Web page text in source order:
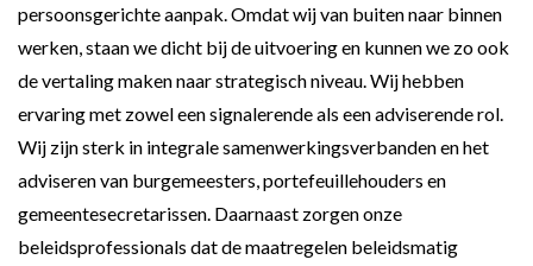
persoonsgerichte aanpak. Omdat wij van buiten naar binnen
werken, staan we dicht bij de uitvoering en kunnen we zo ook
de vertaling maken naar strategisch niveau. Wij hebben
ervaring met zowel een signalerende als een adviserende rol.
Wij zijn sterk in integrale samenwerkingsverbanden en het
adviseren van burgemeesters, portefeuillehouders en
gemeentesecretarissen. Daarnaast zorgen onze
beleidsprofessionals dat de maatregelen beleidsmatig